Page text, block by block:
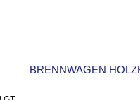
BRENNWAGEN